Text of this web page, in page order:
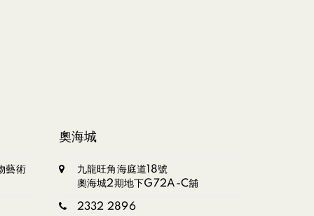
藝術
奧海城
九龍旺角海庭道18號
奧海城2期地下G72A-C舖
2332 2896